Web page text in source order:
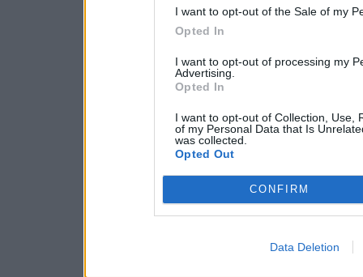
I want to opt-out of the Sale of my
Opted In
I want to opt-out of processing my
Advertising.
Opted In
I want to opt-out of Collection, Use,
of my Personal Data that Is
was collected.
Opted Out
CONFIRM
Data Deletion